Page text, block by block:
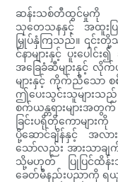
ဆန်းသစ်တီထွင်မှုကို
သုတေသနနှင့် အထူးပ
မြှုပ်နှံကြသည်။ ၎င်း
င်နာများနှင့် ပူးပေ
အခြေခံဆီများနှင့်
များနှင့် ကိုက်ညီသော
ဤပေးသွင်းသူမျာ
စက်ယန္တရားများအ
ခြင်းပရိုတိုကောမျ
ပို့ဆောင်ချိန်နှင့် အလာ
သော်လည်း အားသာချ
သို့မဟုတ် ပြုပြင်ထိန်းသိ
ခေတ်မီနည်းပညာကို ရယူ